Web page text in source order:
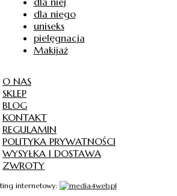
dla niego
uniseks
pielęgnacja
Makijaż
O NAS
SKLEP
BLOG
KONTAKT
REGULAMIN
POLITYKA PRYWATNOŚCI
WYSYŁKA I DOSTAWA
ZWROTY
internetowy: